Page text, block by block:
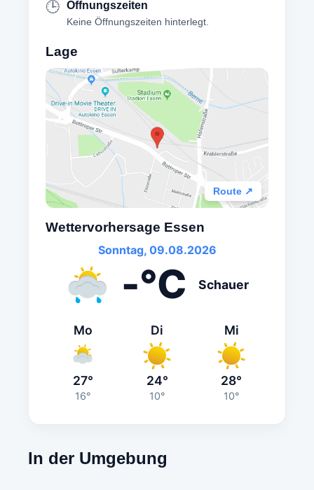
🕒 Öffnungszeiten
Keine Öffnungszeiten hinterlegt.
Lage
Route ↗
Wettervorhersage Essen
Sonntag, 09.08.2026
-°C Schauer
Mo
27°
16°
Di
24°
10°
Mi
28°
10°
In der Umgebung